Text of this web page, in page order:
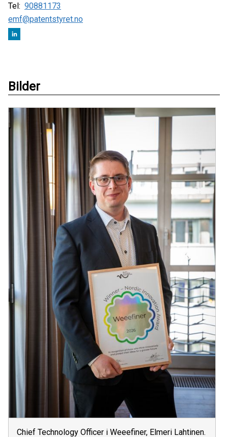
Tel: 90881173
emf@patentstyret.no
Bilder
Chief Technology Officer i Weeefiner, Elmeri Lahtinen.